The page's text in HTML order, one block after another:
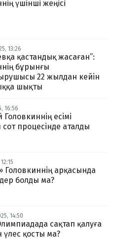
үшінші жеңісі
13:26
қастандық жасаған”:
бұрынғы
22 жылдан кейін
шықты
16:56
Головкиннің есімі
процесінде аталды
Головкиннің арқасында
болды ма?
14:50
сақтап қалуға
үлес қосты ма?